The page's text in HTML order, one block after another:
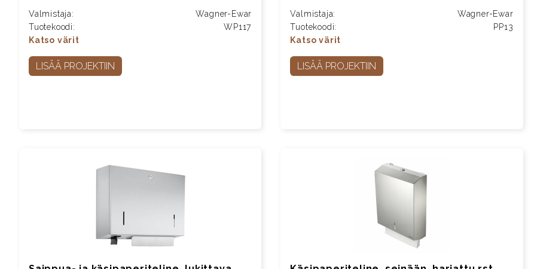
Valmistaja:
Wagner-Ewar
Tuotekoodi:
WP117
Katso värit
LISÄÄ PROJEKTIIN
Valmistaja:
Wagner-Ewar
Tuotekoodi:
PP13
Katso värit
LISÄÄ PROJEKTIIN